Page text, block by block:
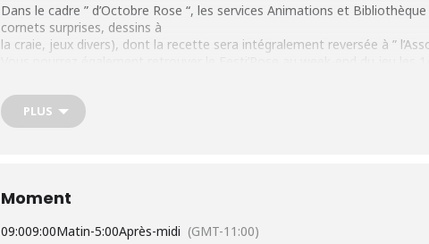
Dans le cadre ” d’Octobre Rose “, les services Animations et
cornets surprises, dessins à
la craie, jeux divers), dont la recette sera intégralement reversée à ”
Rens. : Service Animations 03.21.99.85.85
PLUS
Moment
09:009:00Matin-5:00Après-midi (GMT-11:00)